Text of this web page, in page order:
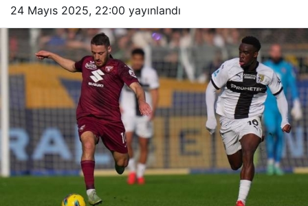
24 Mayıs 2025, 22:00 yayınlandı